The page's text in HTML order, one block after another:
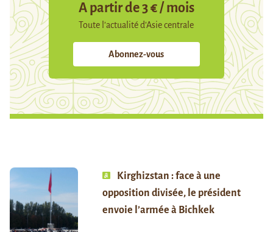
A partir de 3 € / mois
Toute l’actualité d’Asie centrale
Abonnez-vous
Kirghizstan : face à une
opposition divisée, le président
envoie l’armée à Bichkek